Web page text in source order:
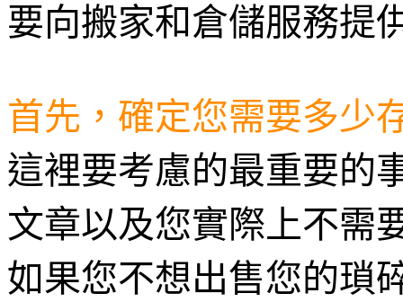
要向搬家和倉儲服務提
首先，確定您需要多少
這裡要考慮的最重要的
文章以及您實際上不需
如果您不想出售您的瑣